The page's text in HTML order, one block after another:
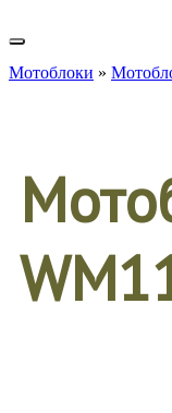
Мотоблоки »